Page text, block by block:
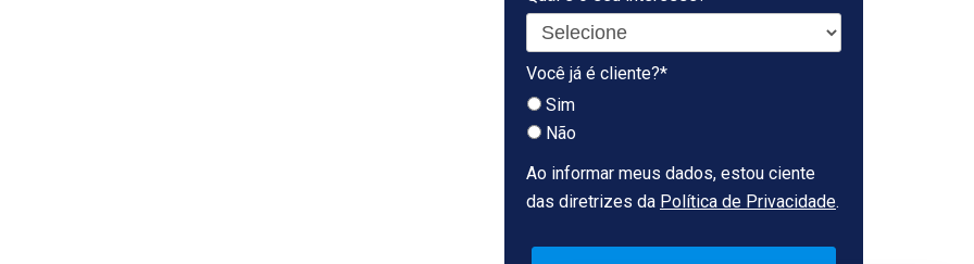
Você já é cliente?*
Sim
Não
Ao informar meus dados, estou ciente
das diretrizes da Política de Privacidade.